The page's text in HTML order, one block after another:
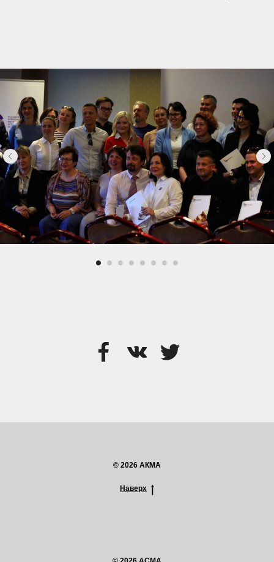
© 2026 АКМА
Наверх